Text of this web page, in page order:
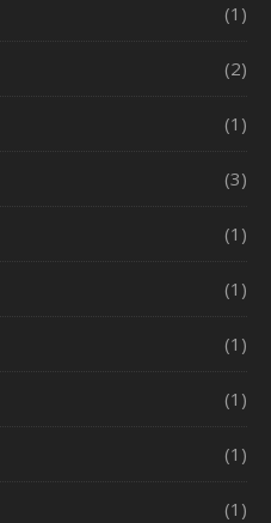
(1)
(2)
(1)
(3)
(1)
(1)
(1)
(1)
(1)
(1)